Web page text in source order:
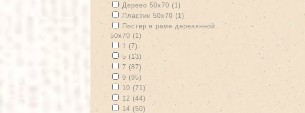
Apply Дерево 50х70 filter
Дерево 50х70 (1) Apply Дерево 50х70 filter
Apply Пластик 50х70 filter
Пластик 50х70 (1) Apply Пластик 50х70 filter
Apply Постер в раме деревянной 50х70 filter
Постер в раме деревянной
50х70 (1) Apply Постер в раме деревянной 50х70 filter
Apply 1 filter
1 (7) Apply 1 filter
Apply 5 filter
5 (13)
Apply 7 filter
7 (87) Apply 7 filter
Apply 9 filter
9 (95)
Apply 10 filter
10 (71)Apply 10 filter
Apply 12 filter
12 (44) Apply 12 filter
Apply 14 filter
14 (50) Apply 14 filter